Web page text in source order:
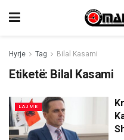
Hyrje Tag Bilal Kasami
Etiketë: Bilal Kasami
LAJME